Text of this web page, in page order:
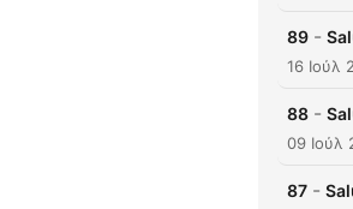
89 -
16 Ιούλ
88 -
09 Ιούλ
87 -